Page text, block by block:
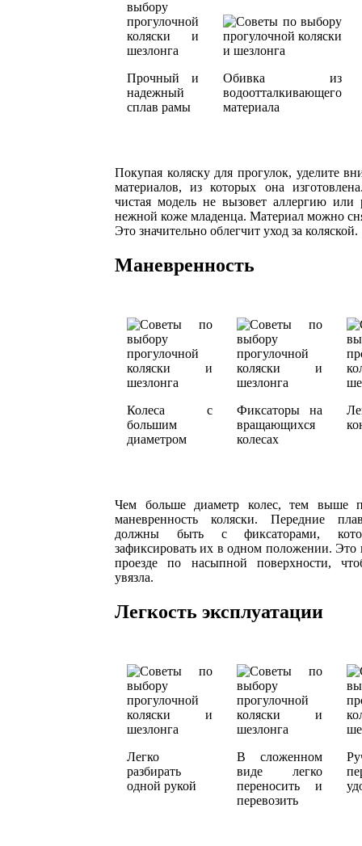
Прочный и
надежный
сплав рамы
Обивка из
водоотталкивающего
материала
Покупая коляску для прогулок, уделите
материалов, из которых она
чистая модель не вызовет аллергию или
нежной коже младенца. Материал можно
Это значительно облегчит уход за коляской.
Маневренность
Колеса с
большим
диаметром
Фиксаторы на
вращающихся
колесах
Чем больше диаметр колес, тем выше
маневренность коляски. Передние
должны быть с фиксаторами,
зафиксировать их в одном положении. Это
проезде по насыпной поверхности,
увязла.
Легкость эксплуатации
Легко
разбирать
одной рукой
В сложенном
виде легко
переносить и
перевозить